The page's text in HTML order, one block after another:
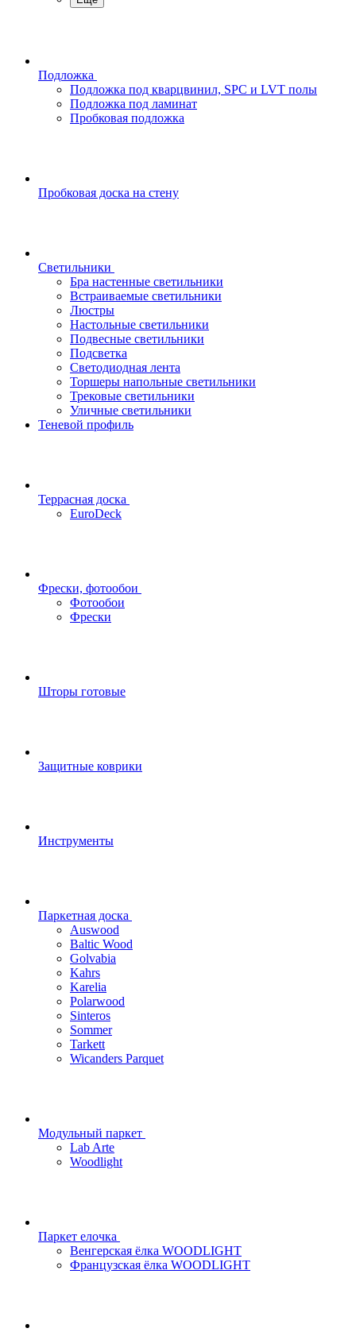
Подложка
Подложка под кварцвинил, SPC и LVT полы
Подложка под ламинат
Пробковая подложка
Пробковая доска на стену
Светильники
Бра настенные светильники
Встраиваемые светильники
Люстры
Настольные светильники
Подвесные светильники
Подсветка
Светодиодная лента
Торшеры напольные светильники
Трековые светильники
Уличные светильники
Теневой профиль
Террасная доска
EuroDeck
Фрески, фотообои
Фотообои
Фрески
Шторы готовые
Защитные коврики
Инструменты
Паркетная доска
Auswood
Baltic Wood
Golvabia
Kahrs
Karelia
Polarwood
Sinteros
Sommer
Tarkett
Wicanders Parquet
Модульный паркет
Lab Arte
Woodlight
Паркет елочка
Венгерская ёлка WOODLIGHT
Французская ёлка WOODLIGHT